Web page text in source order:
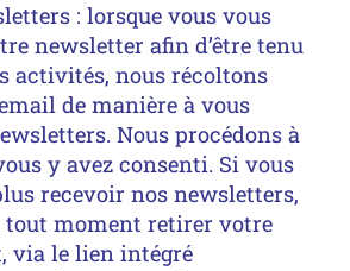
: lorsque vous vous
newsletter afin d’être tenu
activités, nous récoltons
de manière à vous
Nous procédons à
y avez consenti. Si vous
recevoir nos newsletters,
tout moment retirer votre
via le lien intégré